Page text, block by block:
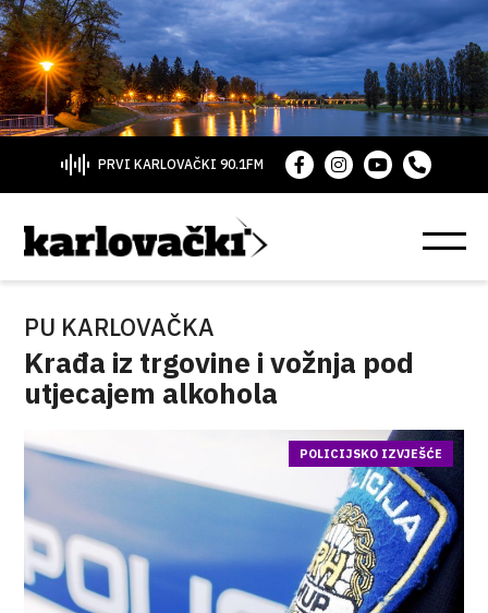
PRVI KARLOVAČKI 90.1FM
PU KARLOVAČKA
Krađa iz trgovine i vožnja pod
utjecajem alkohola
POLICIJSKO IZVJEŠĆE